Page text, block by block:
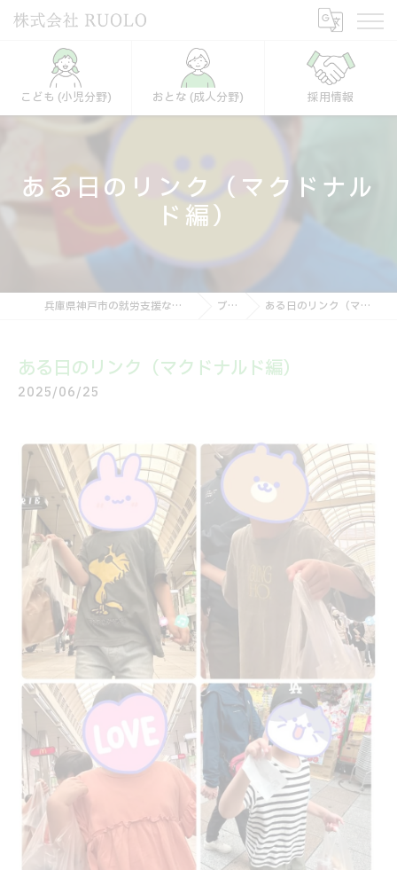
こども (小児分野) おとな (成人分野) 採用情報
ある日のリンク（マクドナル
ド編）
兵庫県神戸市の就労支援なら株式会社RUOLO ブログ ある日のリンク（マクドナルド編）
ある日のリンク（マクドナルド編）
2025/06/25